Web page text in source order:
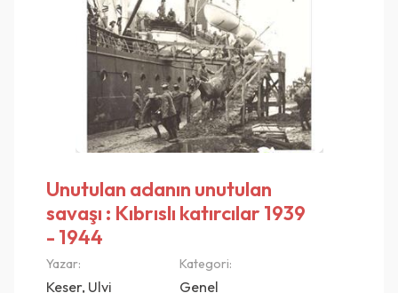
Unutulan adanın unutulan
savaşı : Kıbrıslı katırcılar 1939
- 1944
Yazar:
Keser, Ulvi
Kategori:
Genel